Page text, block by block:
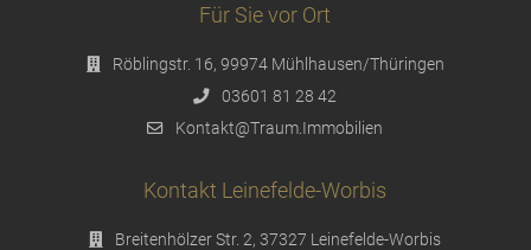
Für Sie vor Ort
Röblingstr. 16, 99974 Mühlhausen/Thüringen
03601 81 28 42
Kontakt@Traum.Immobilien
Kontakt Leinefelde-Worbis
Breitenhölzer Str. 2, 37327 Leinefelde-Worbis